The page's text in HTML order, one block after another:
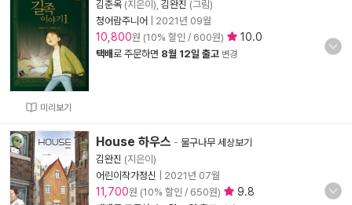
미리보기
김춘옥 (지은이), 김완진 (그림)
청어람주니어
2021년 09월
10,800원 (10% 할인 / 600원) 10.0
택배로 주문하면 8월 12일 출고 변경
House 하우스 - 물구나무 세상보기
김완진 (지은이)
어린이작가정신
2021년 07월
11,700원 (10% 할인 / 650원) 9.8